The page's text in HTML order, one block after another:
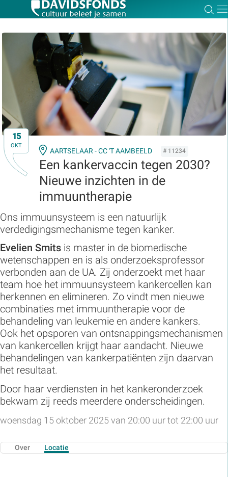
15
OKT
AARTSELAAR - CC 'T AAMBEELD # 11234
Een kankervaccin tegen 2030?
Nieuwe inzichten in de
immuuntherapie
Ons immuunsysteem is een natuurlijk
verdedigingsmechanisme tegen kanker.
Evelien Smits is master in de biomedische
wetenschappen en is als onderzoeksprofessor
verbonden aan de UA. Zij onderzoekt met haar
team hoe het immuunsysteem kankercellen kan
herkennen en elimineren. Zo vindt men nieuwe
combinaties met immuuntherapie voor de
behandeling van leukemie en andere kankers.
Ook het opsporen van ontsnappingsmechanismen
van kankercellen krijgt haar aandacht. Nieuwe
behandelingen van kankerpatiënten zijn daarvan
het resultaat.
Door haar verdiensten in het kankeronderzoek
bekwam zij reeds meerdere onderscheidingen.
woensdag 15 oktober 2025 van 20:00 uur tot 22:00 uur
Over Locatie
Zoeken